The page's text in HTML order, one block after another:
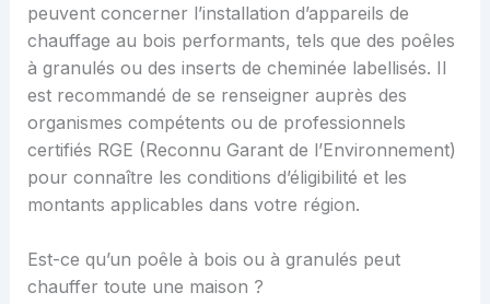
peuvent concerner l’installation d’appareils de
chauffage au bois performants, tels que des poêles
à granulés ou des inserts de cheminée labellisés. Il
est recommandé de se renseigner auprès des
organismes compétents ou de professionnels
certifiés RGE (Reconnu Garant de l’Environnement)
pour connaître les conditions d’éligibilité et les
montants applicables dans votre région.
Est-ce qu’un poêle à bois ou à granulés peut
chauffer toute une maison ?